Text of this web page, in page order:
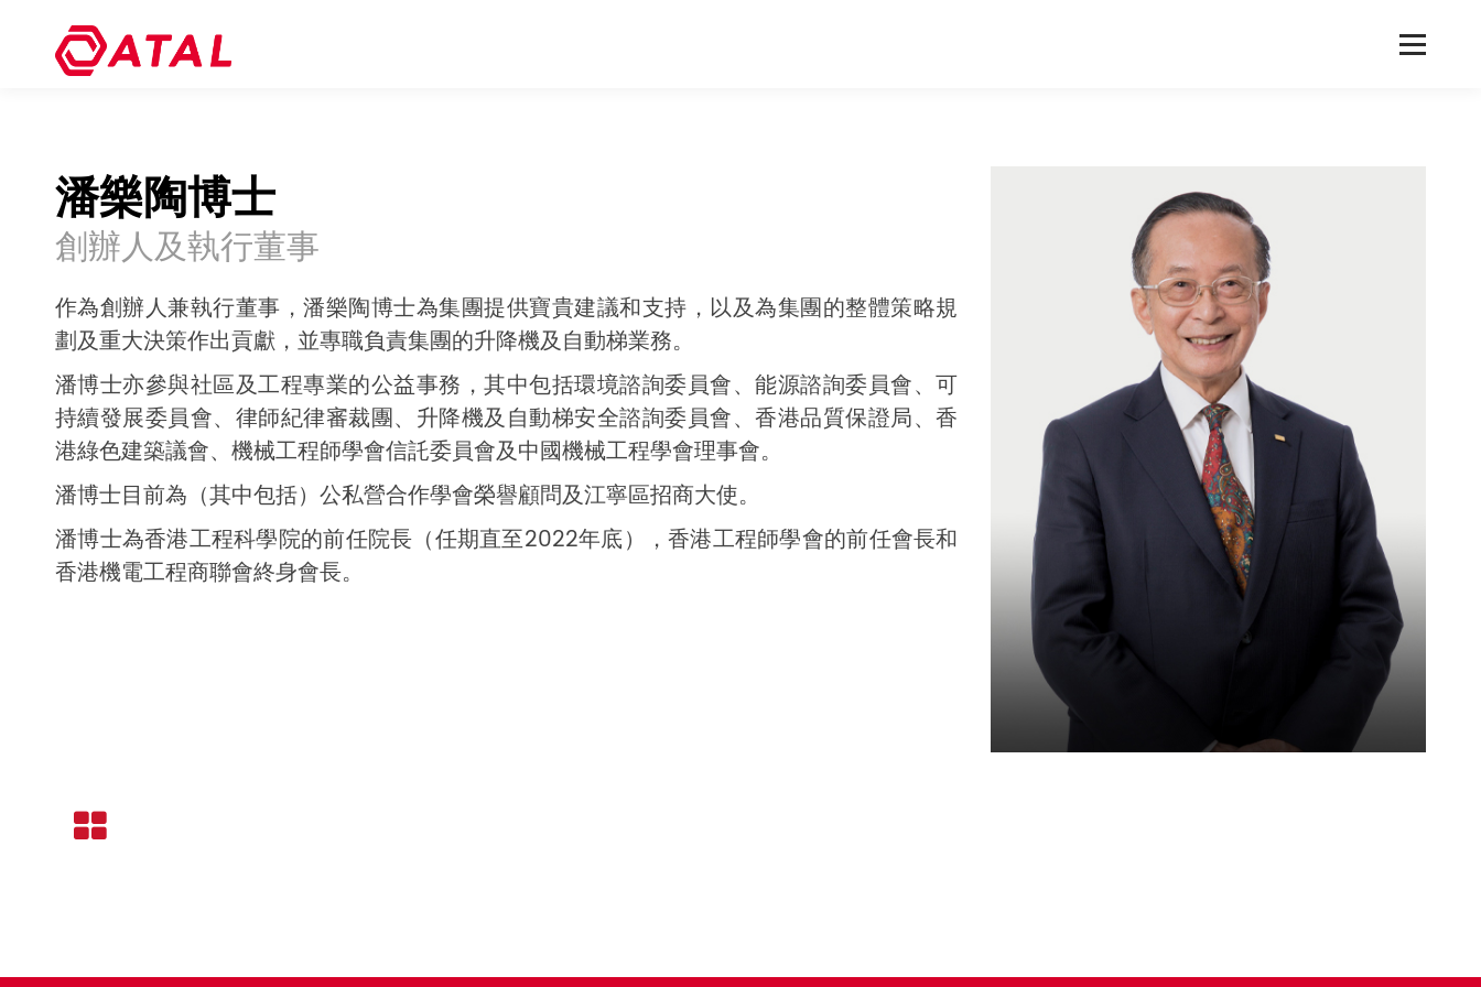
潘樂陶博士
創辦人及執行董事
作為創辦人兼執行董事，潘樂陶博士為集團提供寶貴建議和支持，以及為集團的整體策略規
劃及重大決策作出貢獻，並專職負責集團的升降機及自動梯業務。
潘博士亦參與社區及工程專業的公益事務，其中包括環境諮詢委員會、能源諮詢委員會、可
持續發展委員會、律師紀律審裁團、升降機及自動梯安全諮詢委員會、香港品質保證局、香
港綠色建築議會、機械工程師學會信託委員會及中國機械工程學會理事會。
潘博士目前為（其中包括）公私營合作學會榮譽顧問及江寧區招商大使。
潘博士為香港工程科學院的前任院長（任期直至2022年底），香港工程師學會的前任會長和
香港機電工程商聯會終身會長。